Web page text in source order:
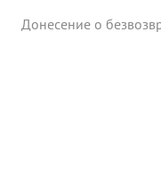
Донесение о